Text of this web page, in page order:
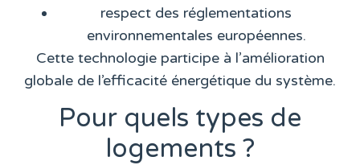
respect des réglementations
environnementales européennes.
Cette technologie participe à l’amélioration
globale de l’efficacité énergétique du système.
Pour quels types de
logements ?